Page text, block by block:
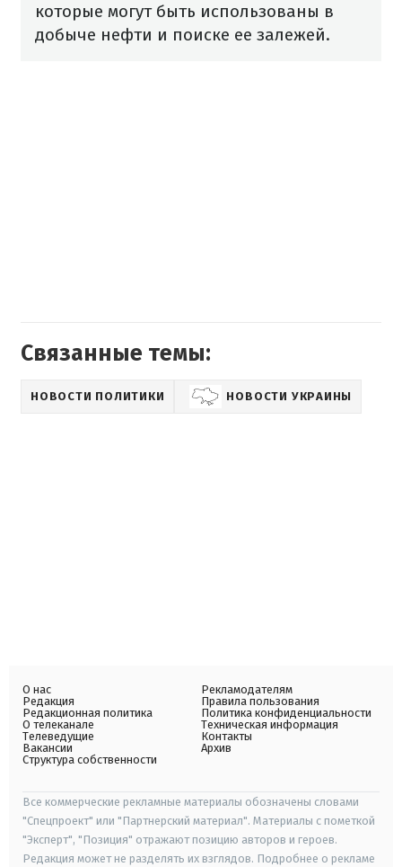
которые могут быть использованы в
добыче нефти и поиске ее залежей.
Связанные темы:
НОВОСТИ ПОЛИТИКИ НОВОСТИ УКРАИНЫ
О нас
Редакция
Редакционная политика
О телеканале
Телеведущие
Вакансии
Структура собственности
Рекламодателям
Правила пользования
Политика конфиденциальности
Техническая информация
Контакты
Архив
Все коммерческие рекламные материалы обозначены словами
"Спецпроект" или "Партнерский материал". Материалы с пометкой
"Эксперт", "Позиция" отражают позицию авторов и героев.
Редакция может не разделять их взглядов. Подробнее о рекламе